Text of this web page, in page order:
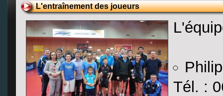
L'entraînement des joueurs
Tél. :